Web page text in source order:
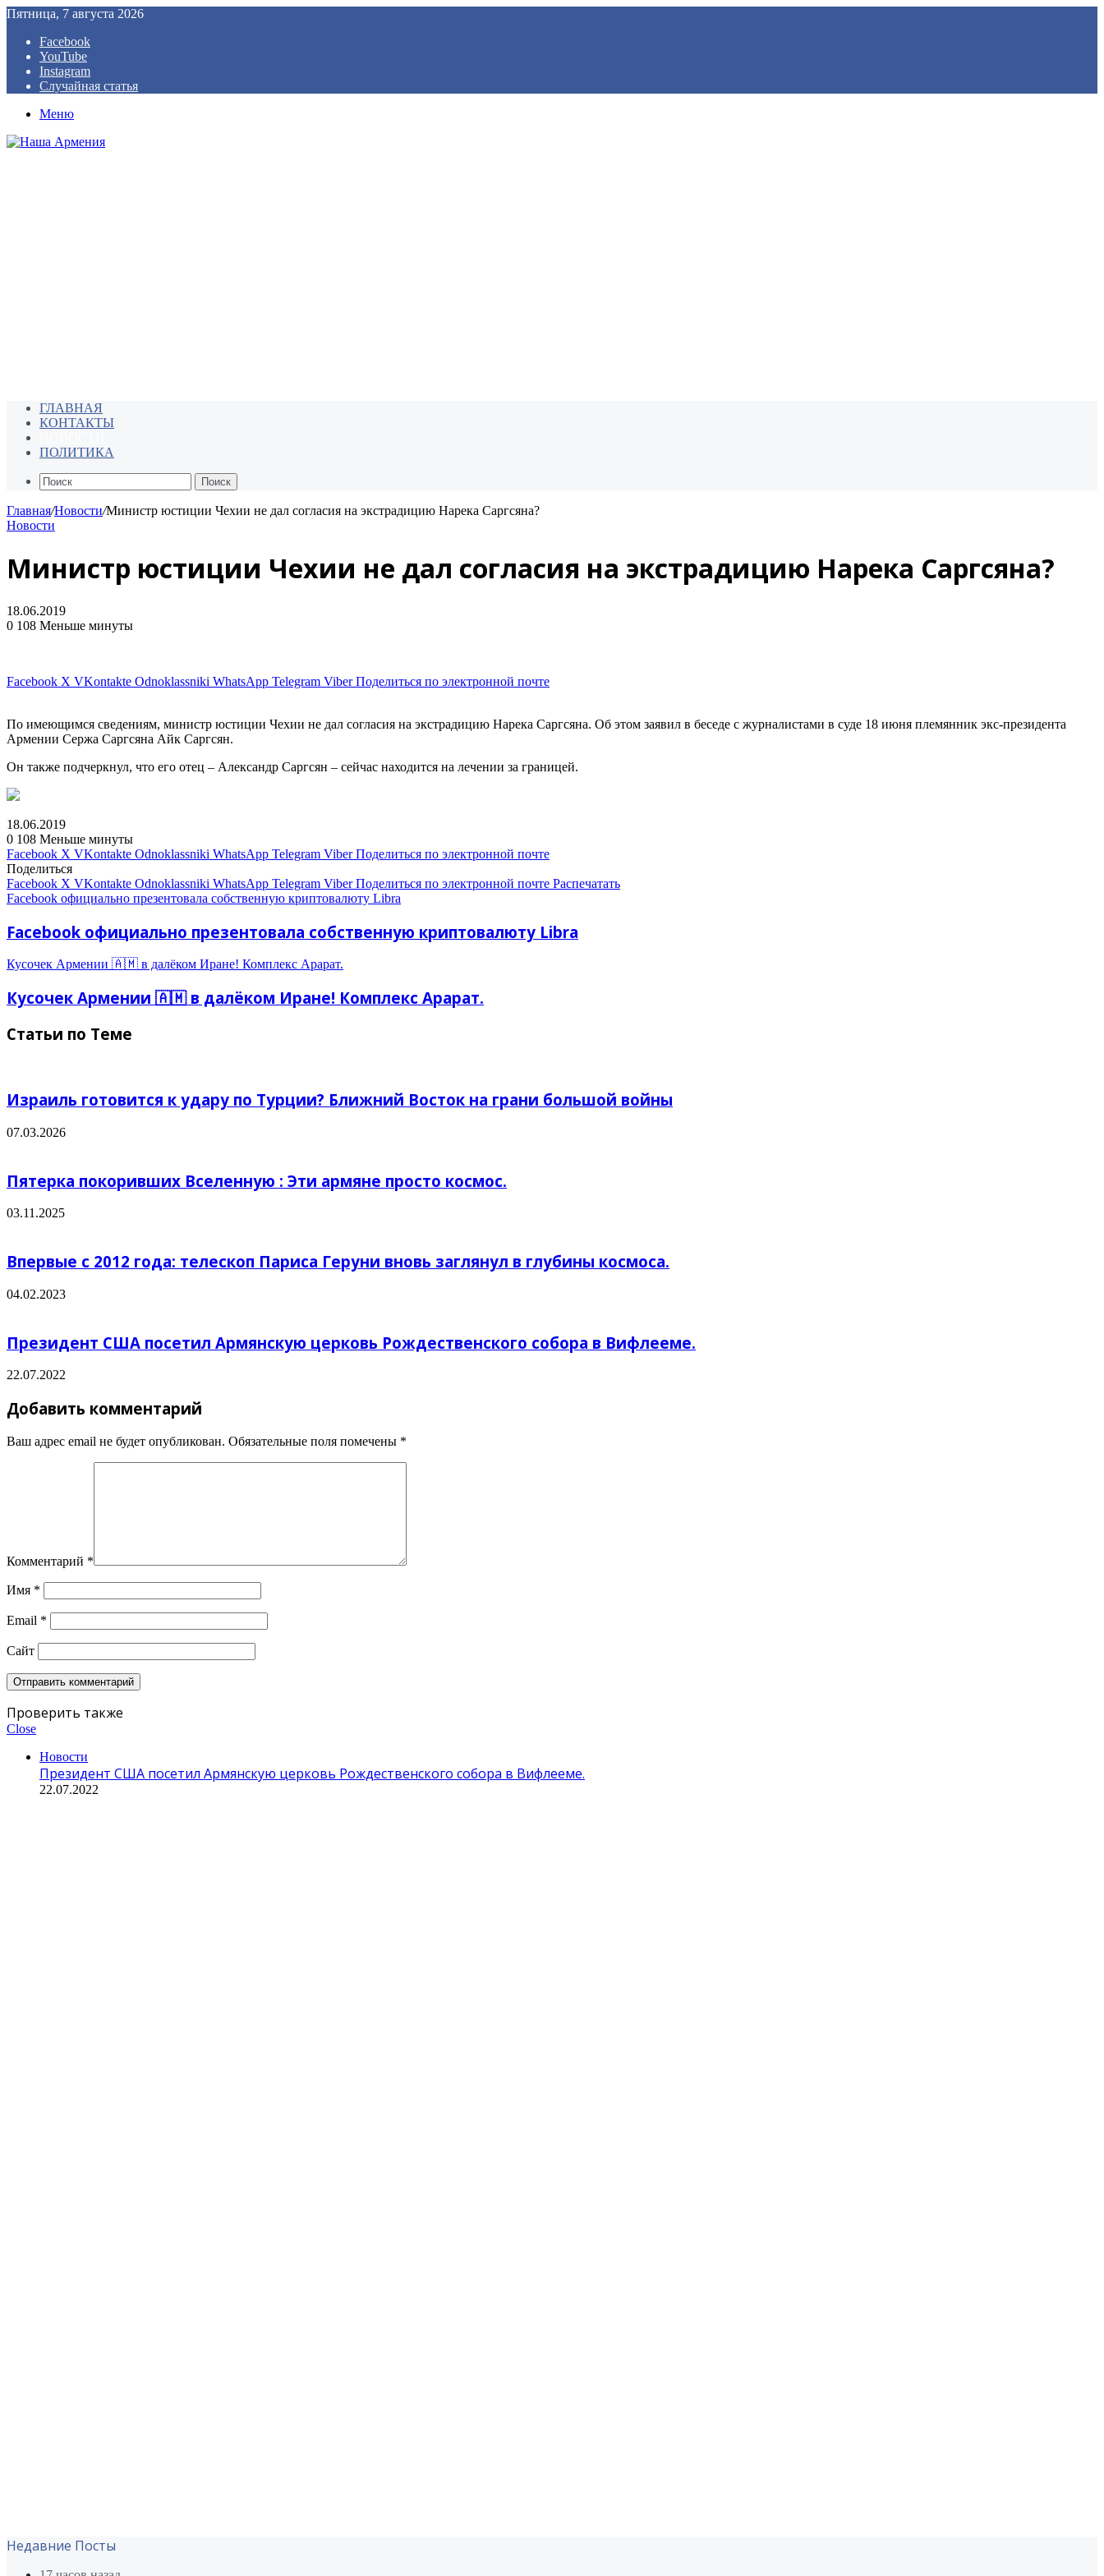
Пятница, 7 августа 2026
Facebook
YouTube
Instagram
Случайная статья
Меню
ГЛАВНАЯ
КОНТАКТЫ
ПОЛИТИКА
Поиск
Главная/Новости/Министр юстиции Чехии не дал согласия на экстрадицию Нарека Саргсяна?
Новости
Министр юстиции Чехии не дал согласия на экстрадицию Нарека Саргсяна?
18.06.2019
0 108 Меньше минуты
Facebook X VKontakte Odnoklassniki WhatsApp Telegram Viber Поделиться по электронной почте
По имеющимся сведениям, министр юстиции Чехии не дал согласия на экстрадицию Нарека Саргсяна. Об этом заявил в беседе с журналистами в суде 18 июня племянник экс-президента
Армении Сержа Саргсяна Айк Саргсян.
Он также подчеркнул, что его отец – Александр Саргсян – сейчас находится на лечении за границей.
18.06.2019
0 108 Меньше минуты
Facebook X VKontakte Odnoklassniki WhatsApp Telegram Viber Поделиться по электронной почте
Поделиться
Facebook X VKontakte Odnoklassniki WhatsApp Telegram Viber Поделиться по электронной почте Распечатать
Facebook официально презентовала собственную криптовалюту Libra
Facebook официально презентовала собственную криптовалюту Libra
Кусочек Армении 🇦🇲 в далёком Иране! Комплекс Арарат.
Кусочек Армении 🇦🇲 в далёком Иране! Комплекс Арарат.
Статьи по Теме
Израиль готовится к удару по Турции? Ближний Восток на грани большой войны
07.03.2026
Пятерка покоривших Вселенную : Эти армяне просто космос.
03.11.2025
Впервые с 2012 года: телескоп Париса Геруни вновь заглянул в глубины космоса.
04.02.2023
Президент США посетил Армянскую церковь Рождественского собора в Вифлееме.
22.07.2022
Добавить комментарий
Ваш адрес email не будет опубликован. Обязательные поля помечены *
Комментарий *
Имя *
Email *
Сайт
Проверить также
Close
Новости
Президент США посетил Армянскую церковь Рождественского собора в Вифлееме.
22.07.2022
Недавние Посты